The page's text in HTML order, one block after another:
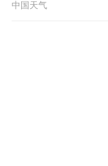
中国天气